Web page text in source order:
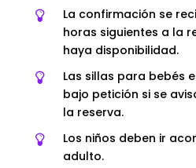
La confirmación se
horas siguientes a la
haya disponibilidad.
Las sillas para bebés
bajo petición si se
la reserva.
Los niños deben ir
adulto.